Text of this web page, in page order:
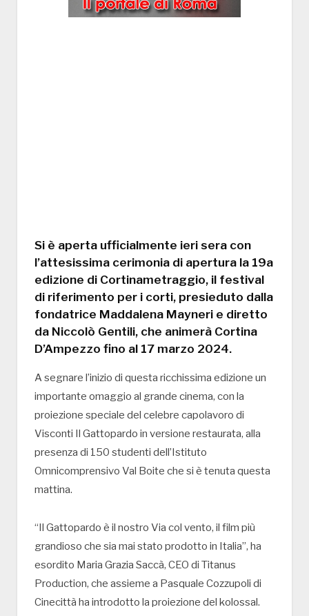
Si è aperta ufficialmente ieri sera con
l’attesissima cerimonia di apertura la 19a
edizione di Cortinametraggio, il festival
di riferimento per i corti, presieduto dalla
fondatrice Maddalena Mayneri e diretto
da Niccolò Gentili, che animerà Cortina
D’Ampezzo fino al 17 marzo 2024.
A segnare l’inizio di questa ricchissima edizione un
importante omaggio al grande cinema, con la
proiezione speciale del celebre capolavoro di
Visconti Il Gattopardo in versione restaurata, alla
presenza di 150 studenti dell’Istituto
Omnicomprensivo Val Boite che si è tenuta questa
mattina.
“Il Gattopardo è il nostro Via col vento, il film più
grandioso che sia mai stato prodotto in Italia”, ha
esordito Maria Grazia Saccà, CEO di Titanus
Production, che assieme a Pasquale Cozzupoli di
Cinecittà ha introdotto la proiezione del kolossal.